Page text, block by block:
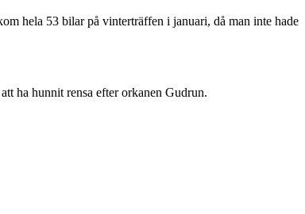
hela 53 bilar på vinterträffen i januari, då man inte hade
ha hunnit rensa efter orkanen Gudrun.